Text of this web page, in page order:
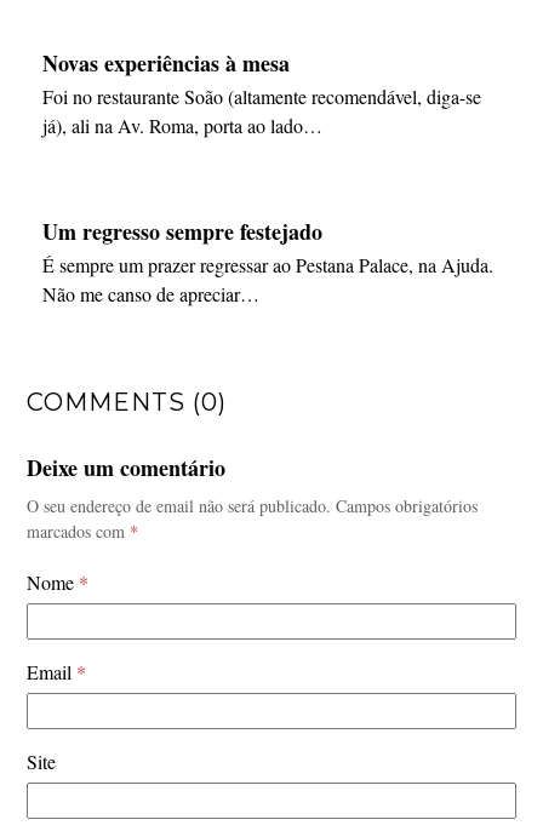
Novas experiências à mesa
Foi no restaurante Soão (altamente recomendável, diga-se
já), ali na Av. Roma, porta ao lado…
Um regresso sempre festejado
É sempre um prazer regressar ao Pestana Palace, na Ajuda.
Não me canso de apreciar…
COMMENTS (0)
Deixe um comentário
O seu endereço de email não será publicado. Campos obrigatórios
marcados com *
Nome *
Email *
Site